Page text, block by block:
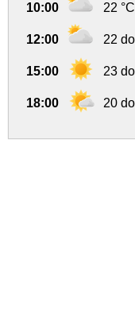
10:00 22 °C
12:00 22
15:00 23
18:00 20